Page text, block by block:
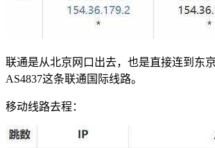
联通是从北京网口出去，也是直接连到东
AS4837这条联通国际线路。
移动线路去程：